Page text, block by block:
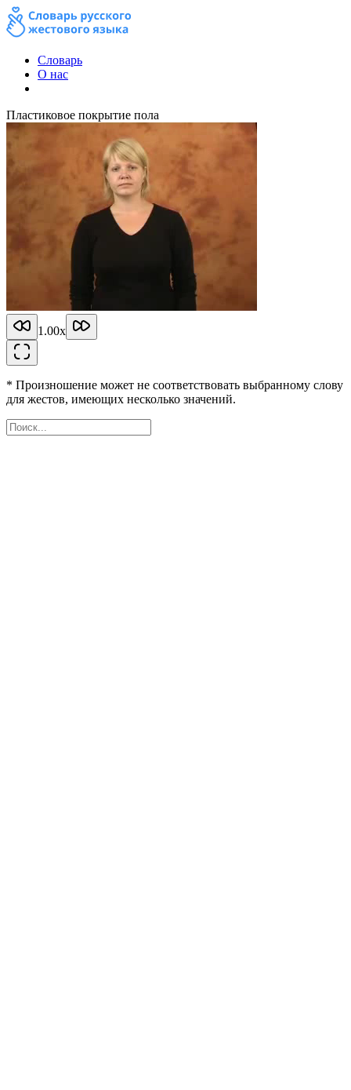
Словарь
О нас
Пластиковое покрытие пола
1.00x
* Произношение может не соответствовать выбранному слову
для жестов, имеющих несколько значений.